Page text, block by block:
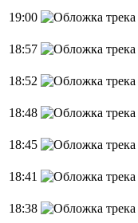
19:00
18:57
18:52
18:48
18:45
18:41
18:38